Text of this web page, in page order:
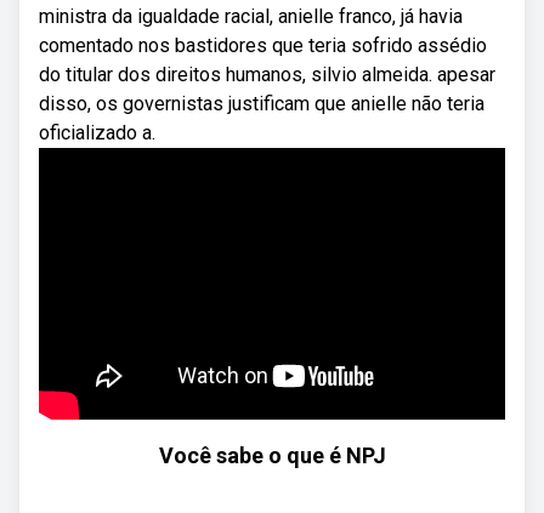
ministra da igualdade racial, anielle franco, já havia
comentado nos bastidores que teria sofrido assédio
do titular dos direitos humanos, silvio almeida. apesar
disso, os governistas justificam que anielle não teria
oficializado a.
Você sabe o que é NPJ